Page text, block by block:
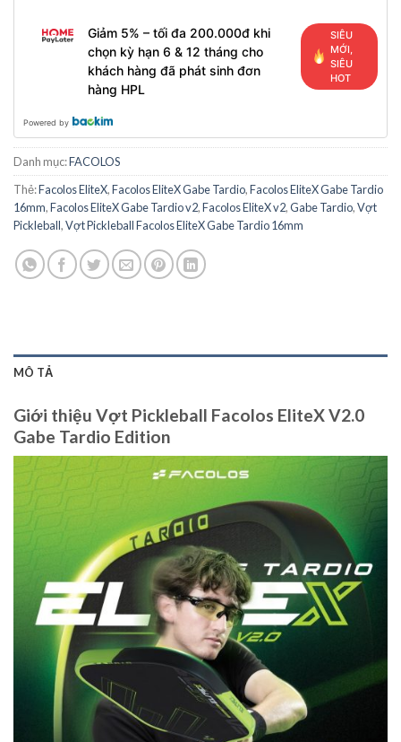
Giảm 5% – tối đa 200.000đ khi
chọn kỳ hạn 6 & 12 tháng cho
khách hàng đã phát sinh đơn
hàng HPL
SIÊU
MỚI,
SIÊU
HOT
Powered by
Danh mục:FACOLOS
Thẻ:Facolos EliteX,Facolos EliteX Gabe Tardio,Facolos EliteX Gabe Tardio
16mm,Facolos EliteX Gabe Tardio v2,Facolos EliteX v2,Gabe Tardio,Vợt
Pickleball,Vợt Pickleball Facolos EliteX Gabe Tardio 16mm
MÔ TẢ
Giới thiệu Vợt Pickleball Facolos EliteX V2.0
Gabe Tardio Edition